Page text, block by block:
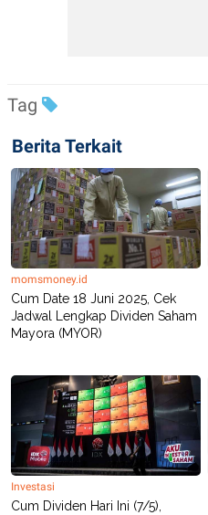
Tag
Berita Terkait
momsmoney.id
Cum Date 18 Juni 2025, Cek
Jadwal Lengkap Dividen Saham
Mayora (MYOR)
Investasi
Cum Dividen Hari Ini (7/5),